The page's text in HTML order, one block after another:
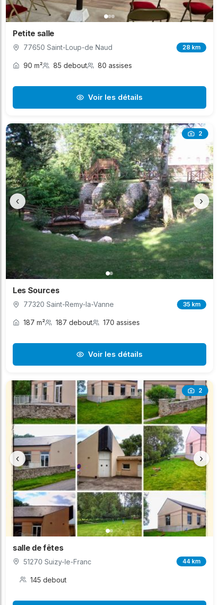
Petite salle
77650 Saint-Loup-de Naud 28 km
90 m² 85 debout 80 assises
Voir les détails
2
‹ ›
Les Sources
77320 Saint-Remy-la-Vanne 35 km
187 m² 187 debout 170 assises
Voir les détails
2
‹ ›
salle de fêtes
51270 Suizy-le-Franc 44 km
145 debout